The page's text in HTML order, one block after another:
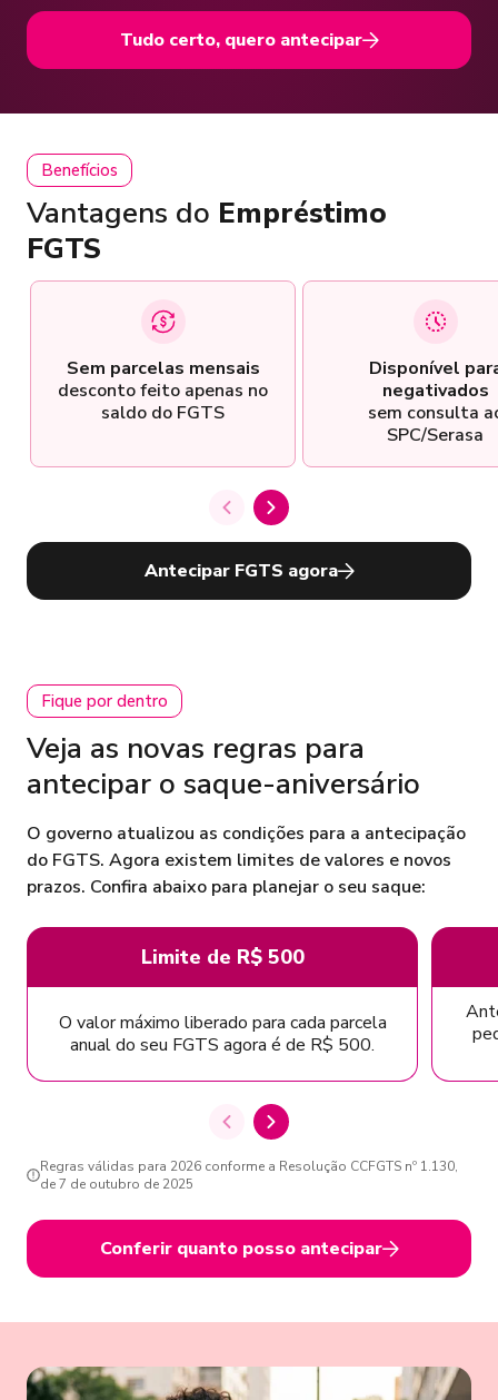
Tudo certo, quero antecipar
Benefícios
Vantagens do Empréstimo
FGTS
Sem parcelas mensais
desconto feito apenas no
saldo do FGTS
Disponível
negativados
sem consulta
SPC/Serasa
Antecipar FGTS agora
Fique por dentro
Veja as novas regras para
antecipar o saque-aniversário
O governo atualizou as condições para a antecipação
do FGTS. Agora existem limites de valores e novos
prazos. Confira abaixo para planejar o seu saque:
Limite de R$ 500
O valor máximo liberado para cada parcela
anual do seu FGTS agora é de R$ 500.
Regras válidas para 2026 conforme a Resolução CCFGTS nº 1.130,
de 7 de outubro de 2025
Conferir quanto posso antecipar